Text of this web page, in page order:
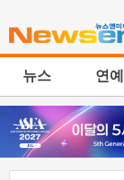
뉴스 연예